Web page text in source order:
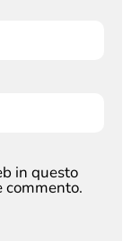
in questo
commento.